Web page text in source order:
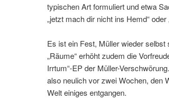
typischen Art formuliert und etwa
„jetzt mach dir nicht ins Hemd“
Es ist ein Fest, Müller wieder
„Räume“ erhöht zudem die
Irrtum“-EP der Müller-
also neulich vor zwei Wochen, den
Welt einiges entgangen.